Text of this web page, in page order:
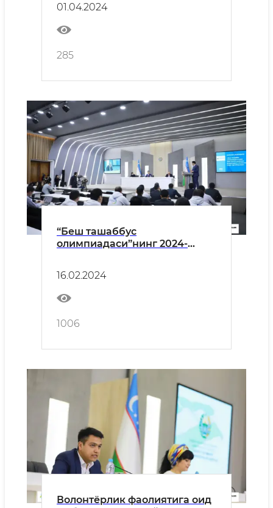
01.04.2024
285
“Беш ташаббус
олимпиадаси”нинг 2024-
16.02.2024
1006
Волонтёрлик фаолиятига оид